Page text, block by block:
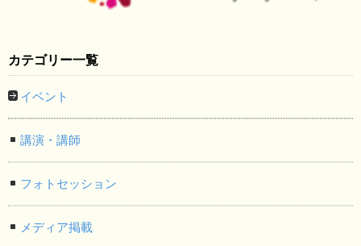
カテゴリー一覧
イベント
講演・講師
フォトセッション
メディア掲載